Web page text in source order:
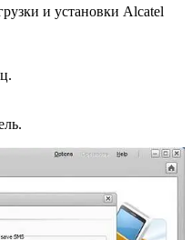
и установки Alcatel